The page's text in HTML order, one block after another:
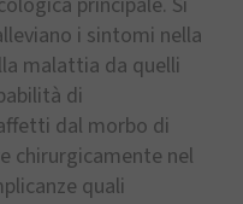
i sintomi nella
malattia da quelli
di
dal morbo di
chirurgicamente nel
quali